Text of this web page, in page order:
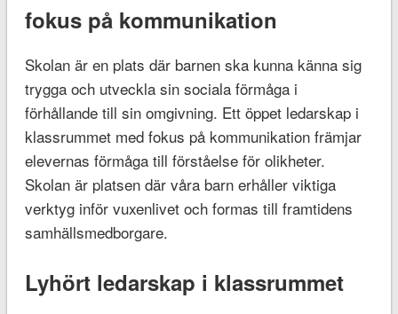
fokus på kommunikation
Skolan är en plats där barnen ska kunna känna sig
trygga och utveckla sin sociala förmåga i
förhållande till sin omgivning. Ett öppet ledarskap i
klassrummet med fokus på kommunikation främjar
elevernas förmåga till förståelse för olikheter.
Skolan är platsen där våra barn erhåller viktiga
verktyg inför vuxenlivet och formas till framtidens
samhällsmedborgare.
Lyhört ledarskap i klassrummet